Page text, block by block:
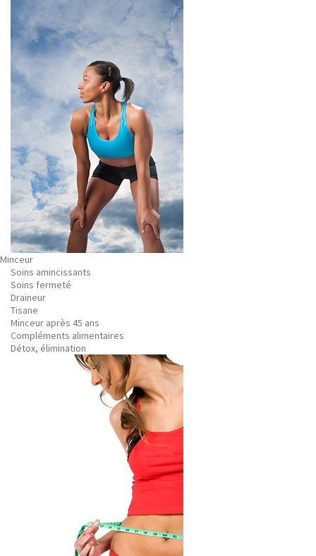
Minceur
Soins amincissants
Soins fermeté
Draineur
Tisane
Minceur après 45 ans
Compléments alimentaires
Détox, élimination